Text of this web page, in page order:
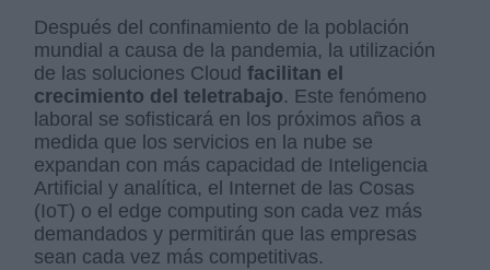
Después del confinamiento de la población
mundial a causa de la pandemia, la utilización
de las soluciones Cloudfacilitan el
crecimiento del teletrabajo. Este fenómeno
laboral se sofisticará en los próximos años a
medida que los servicios en la nube se
expandan con más capacidad de Inteligencia
Artificial y analítica, el Internet de las Cosas
(IoT) o el edge computing son cada vez más
demandados y permitirán que las empresas
sean cada vez más competitivas.